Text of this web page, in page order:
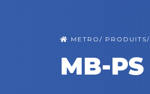
METRO / PRODUITS/
MB-PS